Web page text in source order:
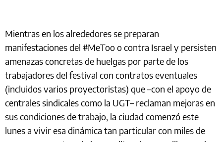
Mientras en los alrededores se preparan
manifestaciones del #MeToo o contra Israel y persisten
amenazas concretas de huelgas por parte de los
trabajadores del festival con contratos eventuales
(incluidos varios proyectoristas) que –con el apoyo de
centrales sindicales como la UGT– reclaman mejoras en
sus condiciones de trabajo, la ciudad comenzó este
lunes a vivir esa dinámica tan particular con miles de